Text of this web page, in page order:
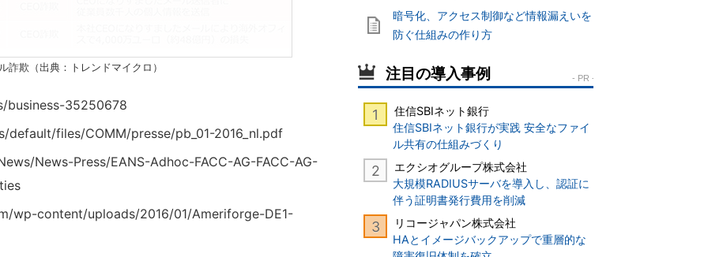
欺（出典：トレンドマイクロ）
business-35250678
files/COMM/presse/pb_01-2016_nl.pdf
News-Press/EANS-Adhoc-FACC-AG-FACC-AG-
wp-content/uploads/2016/01/Ameriforge-DE1-
暗号化、アクセス制御など情報漏えいを
防ぐ仕組みの作り方